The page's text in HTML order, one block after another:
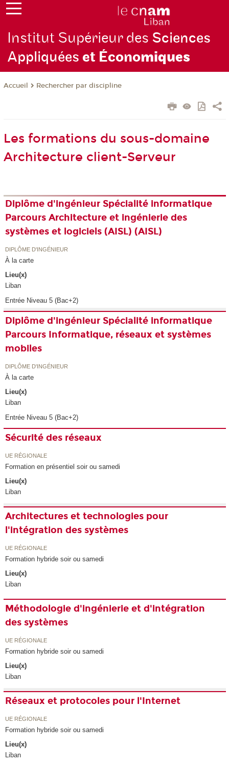
Institut Supérieur des Sciences
Appliquéeset Économiques
Accueil Rechercher par discipline
Les formations du sous-domaine
Architecture client-Serveur
Diplôme d'ingénieur Spécialité informatique
Parcours Architecture et ingénierie des
systèmes et logiciels (AISL) (AISL)
DIPLÔME D'INGÉNIEUR
À la carte
Lieu(x)
Liban
Entrée Niveau 5 (Bac+2)
Diplôme d'ingénieur Spécialité informatique
Parcours Informatique, réseaux et systèmes
mobiles
DIPLÔME D'INGÉNIEUR
À la carte
Lieu(x)
Liban
Entrée Niveau 5 (Bac+2)
Sécurité des réseaux
UE RÉGIONALE
Formation en présentiel soir ou samedi
Lieu(x)
Liban
Architectures et technologies pour
l'intégration des systèmes
UE RÉGIONALE
Formation hybride soir ou samedi
Lieu(x)
Liban
Méthodologie d'ingénierie et d'intégration
des systèmes
UE RÉGIONALE
Formation hybride soir ou samedi
Lieu(x)
Liban
Réseaux et protocoles pour l'Internet
UE RÉGIONALE
Formation hybride soir ou samedi
Lieu(x)
Liban